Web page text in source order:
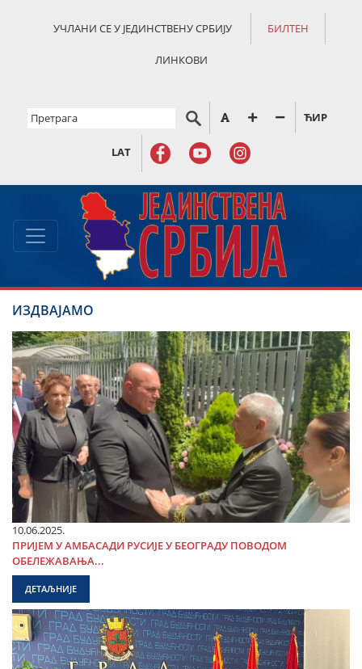
УЧЛАНИ СЕ У ЈЕДИНСТВЕНУ СРБИЈУ БИЛТЕН
ЛИНКОВИ
ЋИР
LAT
ИЗДВАЈАМО
10.06.2025.
ПРИЈЕМ У АМБАСАДИ РУСИЈЕ У БЕОГРАДУ ПОВОДОМ
ОБЕЛЕЖАВАЊА...
ДЕТАЉНИЈЕ